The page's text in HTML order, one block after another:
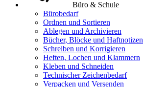
Büro & Schule
Bürobedarf
Ordnen und Sortieren
Ablegen und Archivieren
Bücher, Blöcke und Haftnotizen
Schreiben und Korrigieren
Heften, Lochen und Klammern
Kleben und Schneiden
Technischer Zeichenbedarf
Verpacken und Versenden